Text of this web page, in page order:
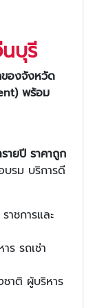
นบุรี
องจังหวัด
พร้อม
ายปี ราคาถูก
รม บริการดี
ชการและ
ร รถเช่า
าติ ผู้บริหาร